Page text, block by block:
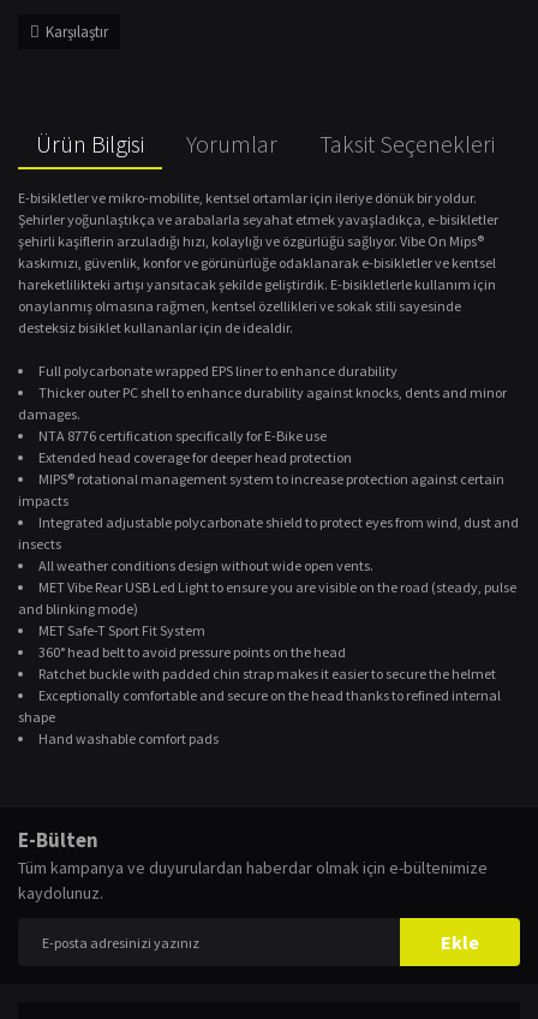
Karşılaştır
Ürün Bilgisi Yorumlar Taksit Seçenekleri
E-bisikletler ve mikro-mobilite, kentsel ortamlar için ileriye dönük bir yoldur.
Şehirler yoğunlaştıkça ve arabalarla seyahat etmek yavaşladıkça, e-bisikletler
şehirli kaşiflerin arzuladığı hızı, kolaylığı ve özgürlüğü sağlıyor. Vibe On Mips®
kaskımızı, güvenlik, konfor ve görünürlüğe odaklanarak e-bisikletler ve kentsel
hareketlilikteki artışı yansıtacak şekilde geliştirdik. E-bisikletlerle kullanım için
onaylanmış olmasına rağmen, kentsel özellikleri ve sokak stili sayesinde
desteksiz bisiklet kullananlar için de idealdir.
Full polycarbonate wrapped EPS liner to enhance durability
Thicker outer PC shell to enhance durability against knocks, dents and minor
damages.
NTA 8776 certification specifically for E-Bike use
Extended head coverage for deeper head protection
MIPS® rotational management system to increase protection against certain
impacts
Integrated adjustable polycarbonate shield to protect eyes from wind, dust and
insects
All weather conditions design without wide open vents.
MET Vibe Rear USB Led Light to ensure you are visible on the road (steady, pulse
and blinking mode)
MET Safe-T Sport Fit System
360° head belt to avoid pressure points on the head
Ratchet buckle with padded chin strap makes it easier to secure the helmet
Exceptionally comfortable and secure on the head thanks to refined internal
shape
Hand washable comfort pads
iletebilirsiniz.
Görüş ve önerileriniz için teşekkür ederiz.
E-Bülten
Tüm kampanya ve duyurulardan haberdar olmak için e-bültenimize
kaydolunuz.
Ekle